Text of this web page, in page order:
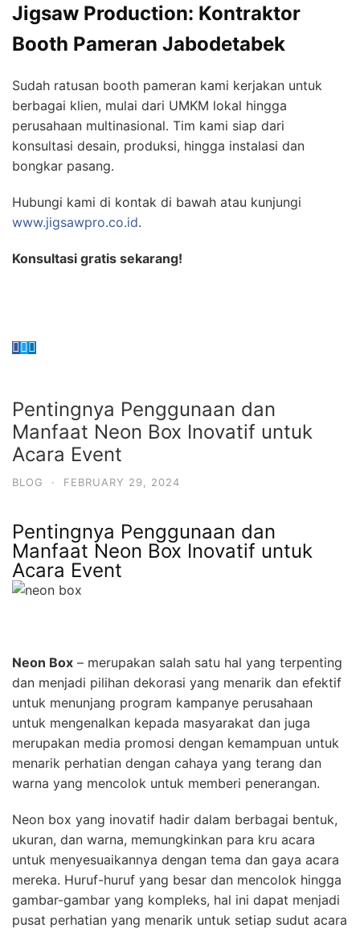
Jigsaw Production: Kontraktor
Booth Pameran Jabodetabek
Sudah ratusan booth pameran kami kerjakan untuk
berbagai klien, mulai dari UMKM lokal hingga
perusahaan multinasional. Tim kami siap dari
konsultasi desain, produksi, hingga instalasi dan
bongkar pasang.
Hubungi kami di kontak di bawah atau kunjungi
www.jigsawpro.co.id.
Konsultasi gratis sekarang!
Pentingnya Penggunaan dan
Manfaat Neon Box Inovatif untuk
Acara Event
BLOG · FEBRUARY 29, 2024
Pentingnya Penggunaan dan
Manfaat Neon Box Inovatif untuk
Acara Event
Neon Box – merupakan salah satu hal yang terpenting
dan menjadi pilihan dekorasi yang menarik dan efektif
untuk menunjang program kampanye perusahaan
untuk mengenalkan kepada masyarakat dan juga
merupakan media promosi dengan kemampuan untuk
menarik perhatian dengan cahaya yang terang dan
warna yang mencolok untuk memberi penerangan.
Neon box yang inovatif hadir dalam berbagai bentuk,
ukuran, dan warna, memungkinkan para kru acara
untuk menyesuaikannya dengan tema dan gaya acara
mereka. Huruf-huruf yang besar dan mencolok hingga
gambar-gambar yang kompleks, hal ini dapat menjadi
pusat perhatian yang menarik untuk setiap sudut acara